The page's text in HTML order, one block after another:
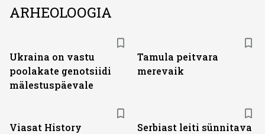
ARHEOLOOGIA
Ukraina on vastu
poolakate genotsiidi
mälestuspäevale
Tamula peitvara
merevaik
Viasat History
Serbiast leiti sünnitava